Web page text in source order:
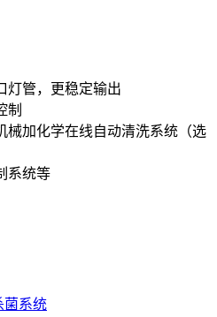
灯管，更稳定输出
制
加化学在线自动清洗系统（选
系统等
菌系统